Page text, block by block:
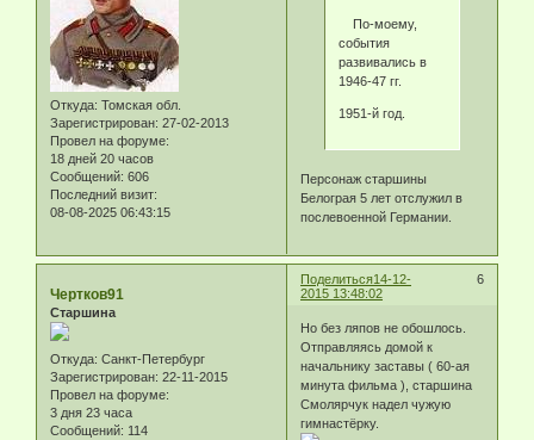
Откуда: Томская обл.
Зарегистрирован: 27-02-2013
Провел на форуме:
18 дней 20 часов
Сообщений: 606
Последний визит:
08-08-2025 06:43:15
По-моему,
события
развивались в
1946-47 гг.
1951-й год.
Персонаж старшины
Белограя 5 лет отслужил в
послевоенной Германии.
Поделиться 6
14-12-
2015 13:48:02
Чертков91
Старшина
Откуда: Санкт-Петербург
Зарегистрирован: 22-11-2015
Провел на форуме:
3 дня 23 часа
Сообщений: 114
Но без ляпов не обошлось.
Отправляясь домой к
начальнику заставы ( 60-ая
минута фильма ), старшина
Смолярчук надел чужую
гимнастёрку.